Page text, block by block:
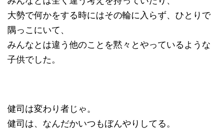
大勢で何かをする時にはその輪に入らず、ひとりで
隅っこにいて、
みんなとは違う他のことを黙々とやっているような
子供でした。
健司は変わり者じゃ。
健司は、なんだかいつもぼんやりしてる。